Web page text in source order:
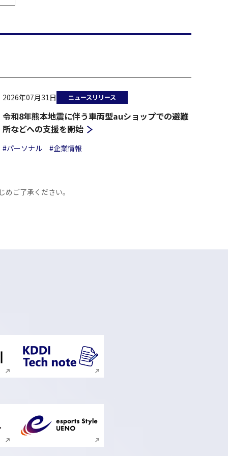
2026年07月31日 ニュースリリース
令和8年熊本地震に伴う車両型auショップでの避難
所などへの支援を開始
#パーソナル #企業情報
ご了承ください。
ドウで開く 新規ウィンドウで開く
ドウで開く 新規ウィンドウで開く